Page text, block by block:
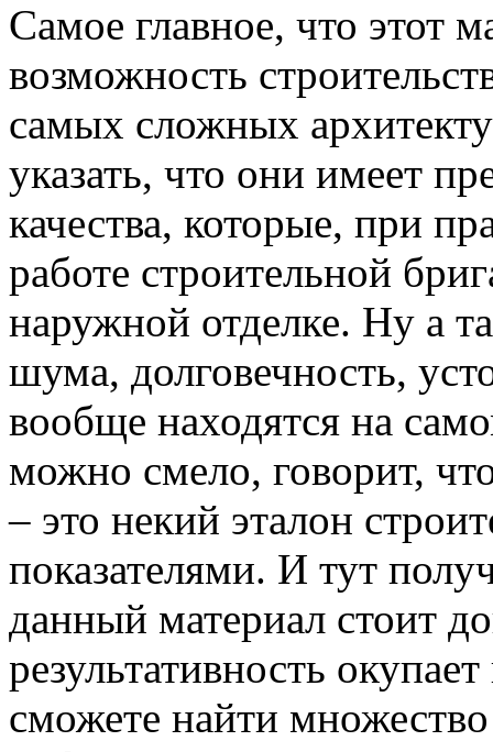
Самое главное, что этот
возможность
самых сложных
указать, что они имеет
качества, которые, при
работе строительной
наружной отделке. Ну а
шума, долговечность,
вообще находятся на
можно смело, говорит,
– это некий эталон
показателями. И тут
данный материал стоит
результативность
сможете найти